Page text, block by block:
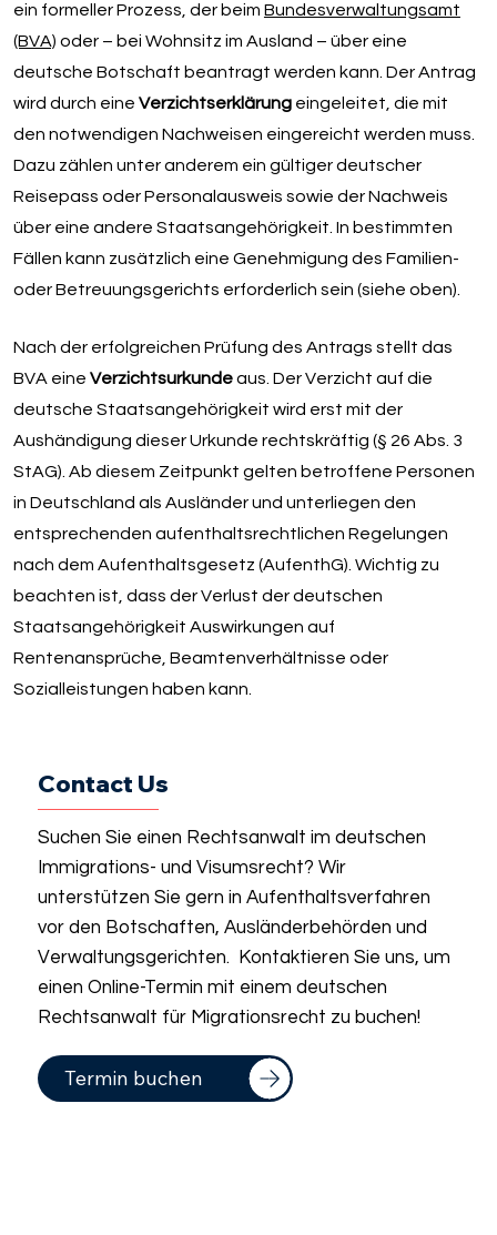
ein formeller Prozess, der beim Bundesverwaltungsamt
(BVA) oder – bei Wohnsitz im Ausland – über eine
deutsche Botschaft beantragt werden kann. Der Antrag
wird durch eine Verzichtserklärungeingeleitet, die mit
den notwendigen Nachweisen eingereicht werden muss.
Dazu zählen unter anderem ein gültiger deutscher
Reisepass oder Personalausweis sowie der Nachweis
über eine andere Staatsangehörigkeit. In bestimmten
Fällen kann zusätzlich eine Genehmigung des Familien-
oder Betreuungsgerichts erforderlich sein (siehe oben).
Nach der erfolgreichen Prüfung des Antrags stellt das
BVA eine Verzichtsurkundeaus. Der Verzicht auf die
deutsche Staatsangehörigkeit wird erst mit der
Aushändigung dieser Urkunde rechtskräftig (§ 26 Abs. 3
StAG). Ab diesem Zeitpunkt gelten betroffene Personen
in Deutschland als Ausländer und unterliegen den
entsprechenden aufenthaltsrechtlichen Regelungen
nach dem Aufenthaltsgesetz (AufenthG). Wichtig zu
beachten ist, dass der Verlust der deutschen
Staatsangehörigkeit Auswirkungen auf
Rentenansprüche, Beamtenverhältnisse oder
Sozialleistungen haben kann.
Contact Us
Suchen Sie einen Rechtsanwalt im deutschen
Immigrations- und Visumsrecht? Wir
unterstützen Sie gern in Aufenthaltsverfahren
vor den Botschaften, Ausländerbehörden und
Verwaltungsgerichten. Kontaktieren Sie uns, um
einen Online-Termin mit einem deutschen
Rechtsanwalt für Migrationsrecht zu buchen!
Termin buchen